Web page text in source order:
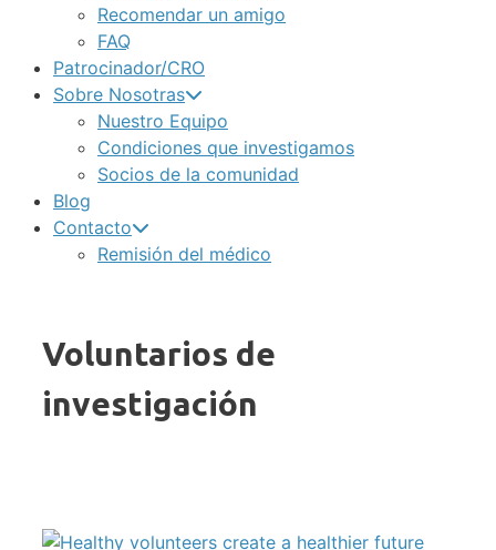
Recomendar un amigo
FAQ
Patrocinador/CRO
Sobre Nosotras
Nuestro Equipo
Condiciones que investigamos
Socios de la comunidad
Blog
Contacto
Remisión del médico
Voluntarios de
investigación